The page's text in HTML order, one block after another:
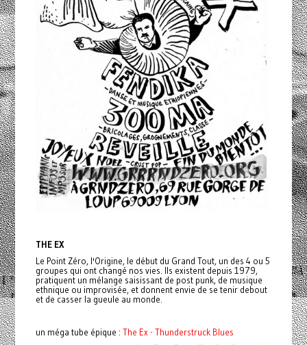
THE EX
Le Point Zéro, l'Origine, le début du Grand Tout, un des 4 ou 5
groupes qui ont changé nos vies. Ils existent depuis 1979,
pratiquent un mélange saisissant de post punk, de musique
ethnique ou improvisée, et donnent envie de se tenir debout
et de casser la gueule au monde.
un méga tube épique : The Ex - Thunderstruck Blues